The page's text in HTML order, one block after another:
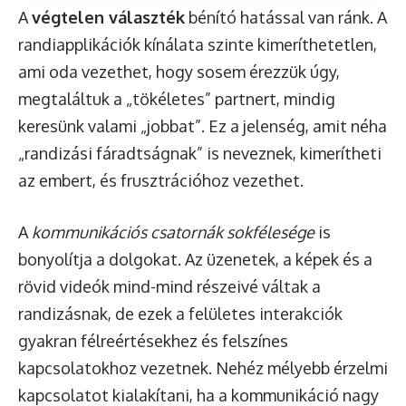
Avégtelen választék bénító hatással van ránk. A
randiapplikációk kínálata szinte kimeríthetetlen,
ami oda vezethet, hogy sosem érezzük úgy,
megtaláltuk a „tökéletes” partnert, mindig
keresünk valami „jobbat”. Ez a jelenség, amit néha
„randizási fáradtságnak” is neveznek, kimerítheti
az embert, és frusztrációhoz vezethet.
A kommunikációs csatornák sokféleségeis
bonyolítja a dolgokat. Az üzenetek, a képek és a
rövid videók mind-mind részeivé váltak a
randizásnak, de ezek a felületes interakciók
gyakran félreértésekhez és felszínes
kapcsolatokhoz vezetnek. Nehéz mélyebb érzelmi
kapcsolatot kialakítani, ha a kommunikáció nagy